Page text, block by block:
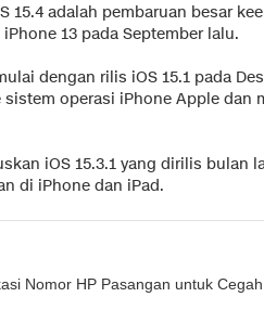
15.4 adalah pembaruan besar
13 pada September lalu.
dengan rilis iOS 15.1 pada
operasi iPhone Apple dan
iOS 15.3.1 yang dirilis bulan
di iPhone dan iPad.
Nomor HP Pasangan untuk